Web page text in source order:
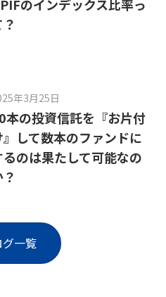
のインデックス比率っ
年3月25日
本の投資信託を『お片付
』して数本のファンドに
るのは果たして可能なの
グ一覧